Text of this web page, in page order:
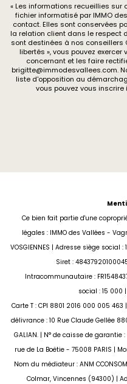
« Les informations recueillies
fichier informatisé par IMMO
contact. Elles sont conservées
la relation client dans le respect
sont destinées à nos conseillers
libertés », vous pouvez
concernant et les faire
brigitte@immodesvallees.com.
liste d'opposition au
vous pouvez vous inscrire
Ce bien fait partie d'une
légales : IMMO des Vallées -
VOSGIENNES | Adresse siège social :
Siret :
Intracommunautaire :
social : 15 000
Carte T : CPI 8801 2016 000 005
délivrance : 10 Rue Claude Gellée
GALIAN. | N° de caisse de
rue de La Boëtie - 75008 PARIS |
Nom du médiateur : ANM
Colmar, Vincennes (94300) |